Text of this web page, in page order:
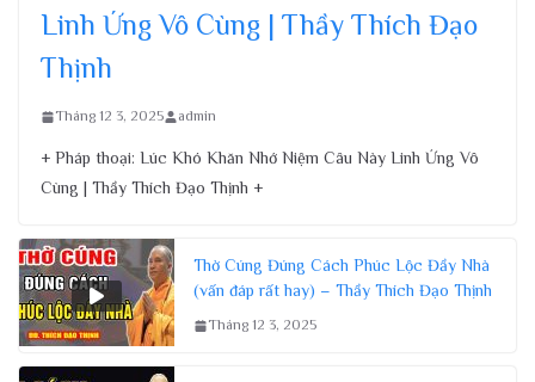
Linh Ứng Vô Cùng | Thầy Thích Đạo
Thịnh
Tháng 12 3, 2025 admin
+ Pháp thoại: Lúc Khó Khăn Nhớ Niệm Câu Này Linh Ứng Vô
Cùng | Thầy Thích Đạo Thịnh +
Thờ Cúng Đúng Cách Phúc Lộc Đầy Nhà
(vấn đáp rất hay) – Thầy Thích Đạo Thịnh
Tháng 12 3, 2025